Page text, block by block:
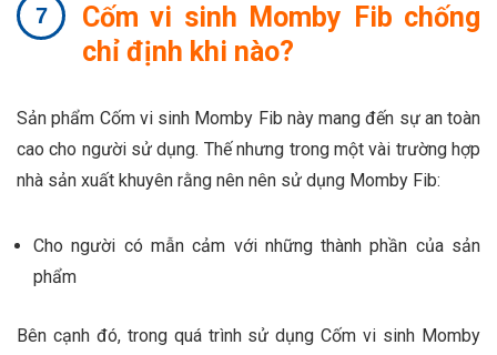
Cốm vi sinh Momby Fib chống
chỉ định khi nào?
Sản phẩm Cốm vi sinh Momby Fib này mang đến sự an toàn
cao cho người sử dụng. Thế nhưng trong một vài trường hợp
nhà sản xuất khuyên rằng nên nên sử dụng Momby Fib:
Cho người có mẫn cảm với những thành phần của sản
phẩm
Bên cạnh đó, trong quá trình sử dụng Cốm vi sinh Momby